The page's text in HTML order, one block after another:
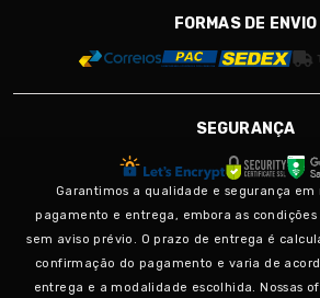
FORMAS DE ENVIO
SEGURANÇA
Garantimos a qualidade e segurança em
pagamento e entrega, embora as condições
sem aviso prévio. O prazo de entrega é
confirmação do pagamento e varia de
entrega e a modalidade escolhida. Nossas